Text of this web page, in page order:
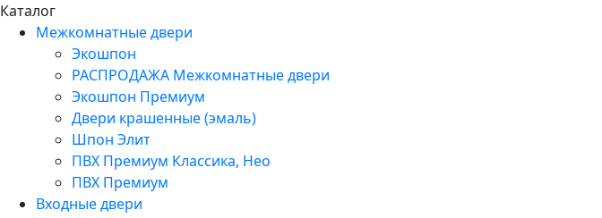
Каталог
Межкомнатные двери
Экошпон
РАСПРОДАЖА Межкомнатные двери
Экошпон Премиум
Двери крашенные (эмаль)
Шпон Элит
ПВХ Премиум Классика, Нео
ПВХ Премиум
Входные двери